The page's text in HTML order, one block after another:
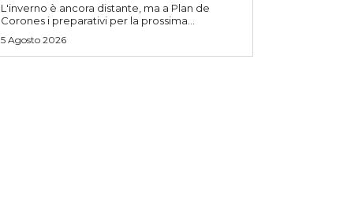
L'inverno è ancora distante, ma a Plan de
Corones i preparativi per la prossima...
5 Agosto 2026